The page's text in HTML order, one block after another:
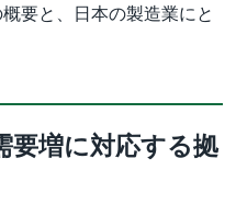
要と、日本の製造業にと
要増に対応する拠